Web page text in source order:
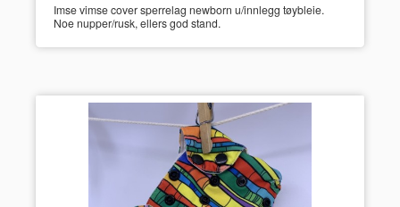
Imse vimse cover sperrelag newborn u/innlegg tøybleie.
Noe nupper/rusk, ellers god stand.